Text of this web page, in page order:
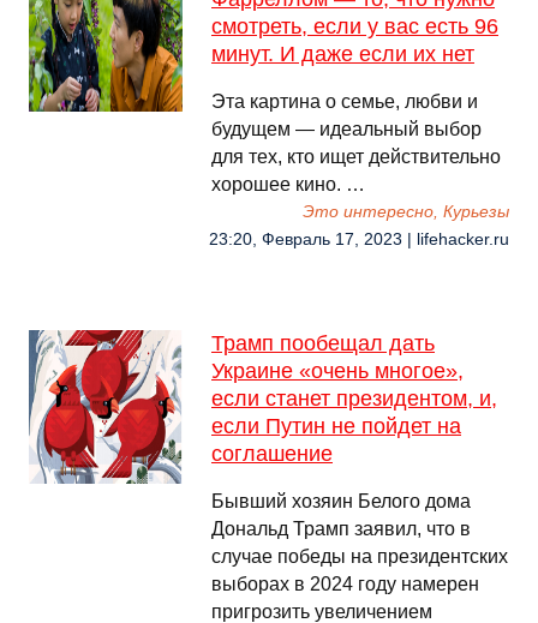
смотреть, если у вас есть 96
минут. И даже если их нет
Эта картина о семье, любви и
будущем — идеальный выбор
для тех, кто ищет действительно
хорошее кино. …
Это интересно, Курьезы
23:20, Февраль 17, 2023 | lifehacker.ru
Трамп пообещал дать
Украине «очень многое»,
если станет президентом, и,
если Путин не пойдет на
соглашение
Бывший хозяин Белого дома
Дональд Трамп заявил, что в
случае победы на президентских
выборах в 2024 году намерен
пригрозить увеличением